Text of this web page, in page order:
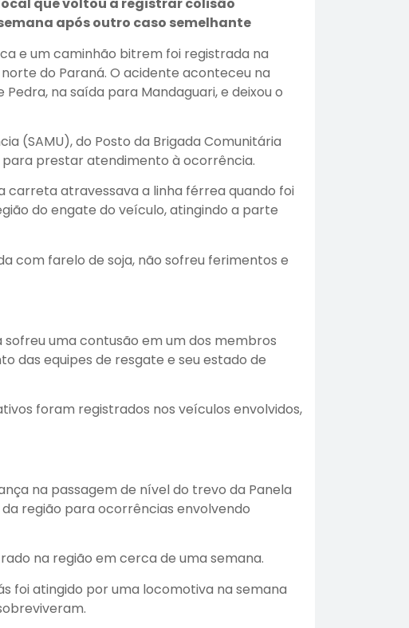
que voltou a registrar colisão
após outro caso semelhante
e um caminhão bitrem foi registrada na
do Paraná. O acidente aconteceu na
na saída para Mandaguari, e deixou o
(SAMU), do Posto da Brigada Comunitária
prestar atendimento à ocorrência.
carreta atravessava a linha férrea quando foi
do engate do veículo, atingindo a parte
com farelo de soja, não sofreu ferimentos e
uma contusão em um dos membros
das equipes de resgate e seu estado de
foram registrados nos veículos envolvidos,
na passagem de nível do trevo da Panela
região para ocorrências envolvendo
na região em cerca de uma semana.
foi atingido por uma locomotiva na semana